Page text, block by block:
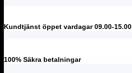
Kundtjänst öppet vardagar 09.00-15.00
100% Säkra betalningar